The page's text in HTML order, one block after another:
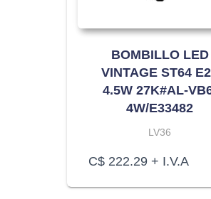
BOMBILLO LED
VINTAGE ST64
4.5W 27K#AL-
4W/E33482
LV36
C$ 222.29 + I.V.A